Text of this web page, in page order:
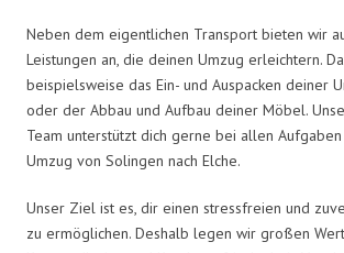
Neben dem eigentlichen Transport bieten wir
Leistungen an, die deinen Umzug erleichtern.
beispielsweise das Ein- und Auspacken deiner
oder der Abbau und Aufbau deiner Möbel.
Team unterstützt dich gerne bei allen
Umzug von Solingen nach Elche.
Unser Ziel ist es, dir einen stressfreien und
zu ermöglichen. Deshalb legen wir großen